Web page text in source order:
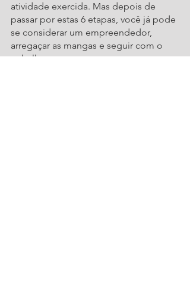
atividade exercida. Mas depois de
passar por estas 6 etapas, você já pode
se considerar um empreendedor,
arregaçar as mangas e seguir com o
trabalho.